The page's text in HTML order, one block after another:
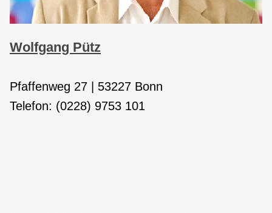
Wolfgang Pütz
Pfaffenweg 27 | 53227 Bonn
Telefon: (0228) 9753 101